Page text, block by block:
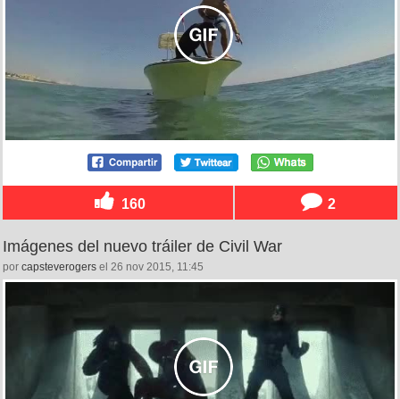
160 2
Imágenes del nuevo tráiler de Civil War
por capsteverogers el 26 nov 2015, 11:45